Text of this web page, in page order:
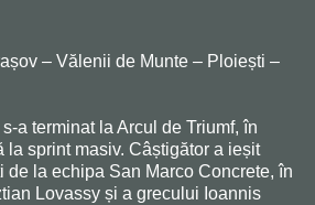
– Vălenii de Munte – Ploiești –
a terminat la Arcul de Triumf, în
la sprint masiv. Câștigător a ieșit
de la echipa San Marco Concrete, în
Lovassy și a grecului Ioannis